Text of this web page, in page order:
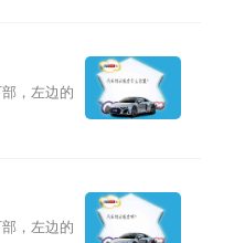
，左边的
，左边的